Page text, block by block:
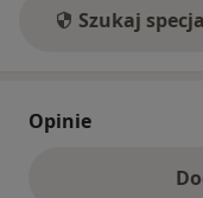
Szukaj
Opinie